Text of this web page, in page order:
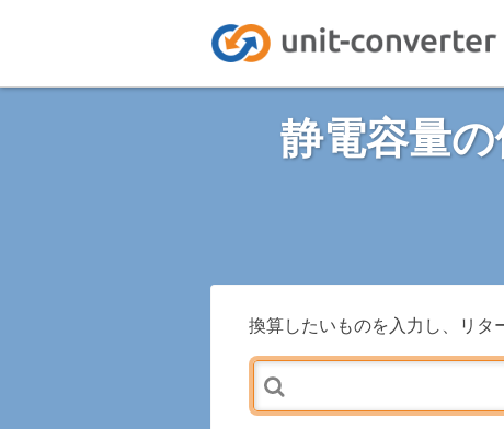
静電容量
換算したいものを入力し、リタ